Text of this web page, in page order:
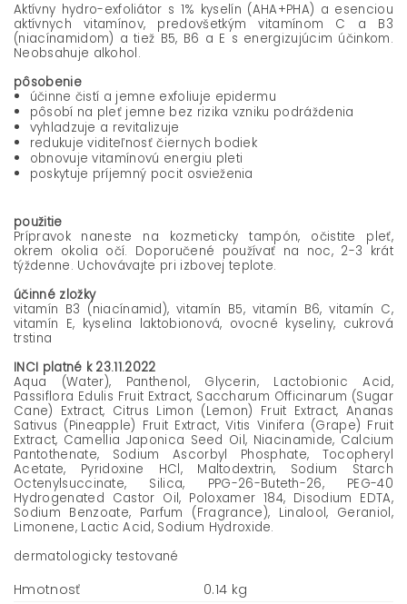
Aktívny hydro-exfoliátor s 1% kyselín (AHA+PHA) a esenciou
aktívnych vitamínov, predovšetkým vitamínom C a B3
(niacínamidom) a tiež B5, B6 a E s energizujúcim účinkom.
Neobsahuje alkohol.
pôsobenie
účinne čistí a jemne exfoliuje epidermu
pôsobí na pleť jemne bez rizika vzniku podráždenia
vyhladzuje a revitalizuje
redukuje viditeľnosť čiernych bodiek
obnovuje vitamínovú energiu pleti
poskytuje príjemný pocit osvieženia
použitie
Prípravok naneste na kozmeticky tampón, očistite pleť,
okrem okolia očí. Doporučené používať na noc, 2-3 krát
týždenne. Uchovávajte pri izbovej teplote.
účinné zložky
vitamín B3 (niacínamid), vitamín B5, vitamín B6, vitamín C,
vitamín E, kyselina laktobionová, ovocné kyseliny, cukrová
trstina
INCI platné k 23.11.2022
Aqua (Water), Panthenol, Glycerin, Lactobionic Acid,
Passiflora Edulis Fruit Extract, Saccharum Officinarum (Sugar
Cane) Extract, Citrus Limon (Lemon) Fruit Extract, Ananas
Sativus (Pineapple) Fruit Extract, Vitis Vinifera (Grape) Fruit
Extract, Camellia Japonica Seed Oil, Niacinamide, Calcium
Pantothenate, Sodium Ascorbyl Phosphate, Tocopheryl
Acetate, Pyridoxine HCl, Maltodextrin, Sodium Starch
Octenylsuccinate, Silica, PPG-26-Buteth-26, PEG-40
Hydrogenated Castor Oil, Poloxamer 184, Disodium EDTA,
Sodium Benzoate, Parfum (Fragrance), Linalool, Geraniol,
Limonene, Lactic Acid, Sodium Hydroxide.
dermatologicky testované
Hmotnosť
0.14 kg